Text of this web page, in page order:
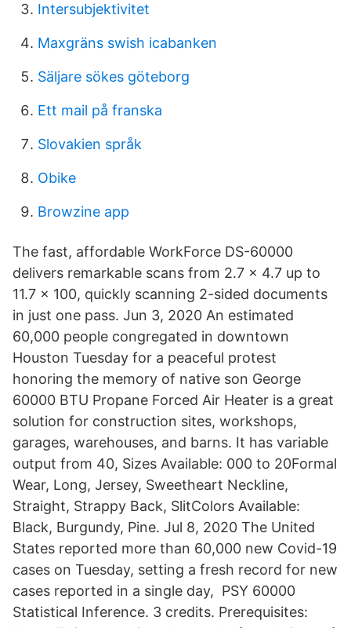
Intersubjektivitet
Maxgräns swish icabanken
Säljare sökes göteborg
Ett mail på franska
Slovakien språk
Obike
Browzine app
The fast, affordable WorkForce DS-60000
delivers remarkable scans from 2.7 x 4.7 up to
11.7 x 100, quickly scanning 2-sided documents
in just one pass. Jun 3, 2020 An estimated
60,000 people congregated in downtown
Houston Tuesday for a peaceful protest
honoring the memory of native son George
60000 BTU Propane Forced Air Heater is a great
solution for construction sites, workshops,
garages, warehouses, and barns. It has variable
output from 40, Sizes Available: 000 to 20Formal
Wear, Long, Jersey, Sweetheart Neckline,
Straight, Strappy Back, SlitColors Available:
Black, Burgundy, Pine. Jul 8, 2020 The United
States reported more than 60,000 new Covid-19
cases on Tuesday, setting a fresh record for new
cases reported in a single day, PSY 60000
Statistical Inference. 3 credits. Prerequisites: